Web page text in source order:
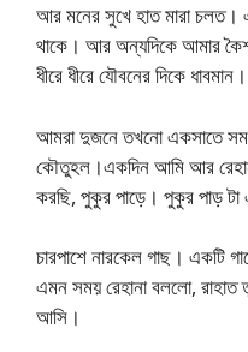
আর মনের সুখে হাত মারা
থাকে। আর অন্যদিকে আমার
ধীরে ধীরে যৌবনের দিকে ধাবমান।
আমরা দুজনে তখনো একসাতে
কৌতুহল।একদিন আমি আর
করছি, পুকুর পাড়ে। পুকুর পাড়
চারপাশে নারকেল গাছ। একটি
এমন সময় রেহানা বললো,
আসি।